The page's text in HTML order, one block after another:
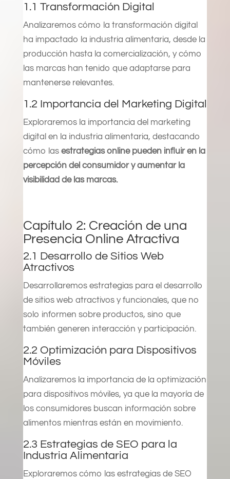
1.1 Transformación Digital
Analizaremos cómo la transformación digital
ha impactado la industria alimentaria, desde la
producción hasta la comercialización, y cómo
las marcas han tenido que adaptarse para
mantenerse relevantes.
1.2 Importancia del Marketing Digital
Exploraremos la importancia del marketing
digital en la industria alimentaria, destacando
cómo lasestrategias online pueden influir en la
percepción del consumidor y aumentar la
visibilidad de las marcas.
Capítulo 2: Creación de una
Presencia Online Atractiva
2.1 Desarrollo de Sitios Web
Atractivos
Desarrollaremos estrategias para el desarrollo
de sitios web atractivos y funcionales, que no
solo informen sobre productos, sino que
también generen interacción y participación.
2.2 Optimización para Dispositivos
Móviles
Analizaremos la importancia de la optimización
para dispositivos móviles, ya que la mayoría de
los consumidores buscan información sobre
alimentos mientras están en movimiento.
2.3 Estrategias de SEO para la
Industria Alimentaria
Exploraremos cómo las estrategias de SEO